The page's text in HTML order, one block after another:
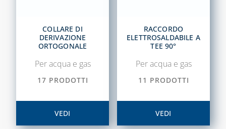
COLLARE DI
DERIVAZIONE
ORTOGONALE
Per acqua e gas
17 PRODOTTI
VEDI
RACCORDO
ELETTROSALDABILE A
TEE 90°
Per acqua e gas
11 PRODOTTI
VEDI